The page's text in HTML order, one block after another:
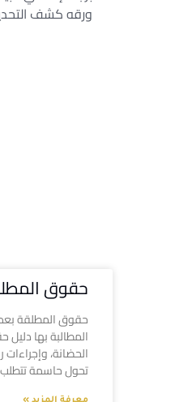
ورقه كشف
حقوق
حقوق المطلقة بعد
المطالبة بها
الحضانة،
تحول حاسمة تتطلب